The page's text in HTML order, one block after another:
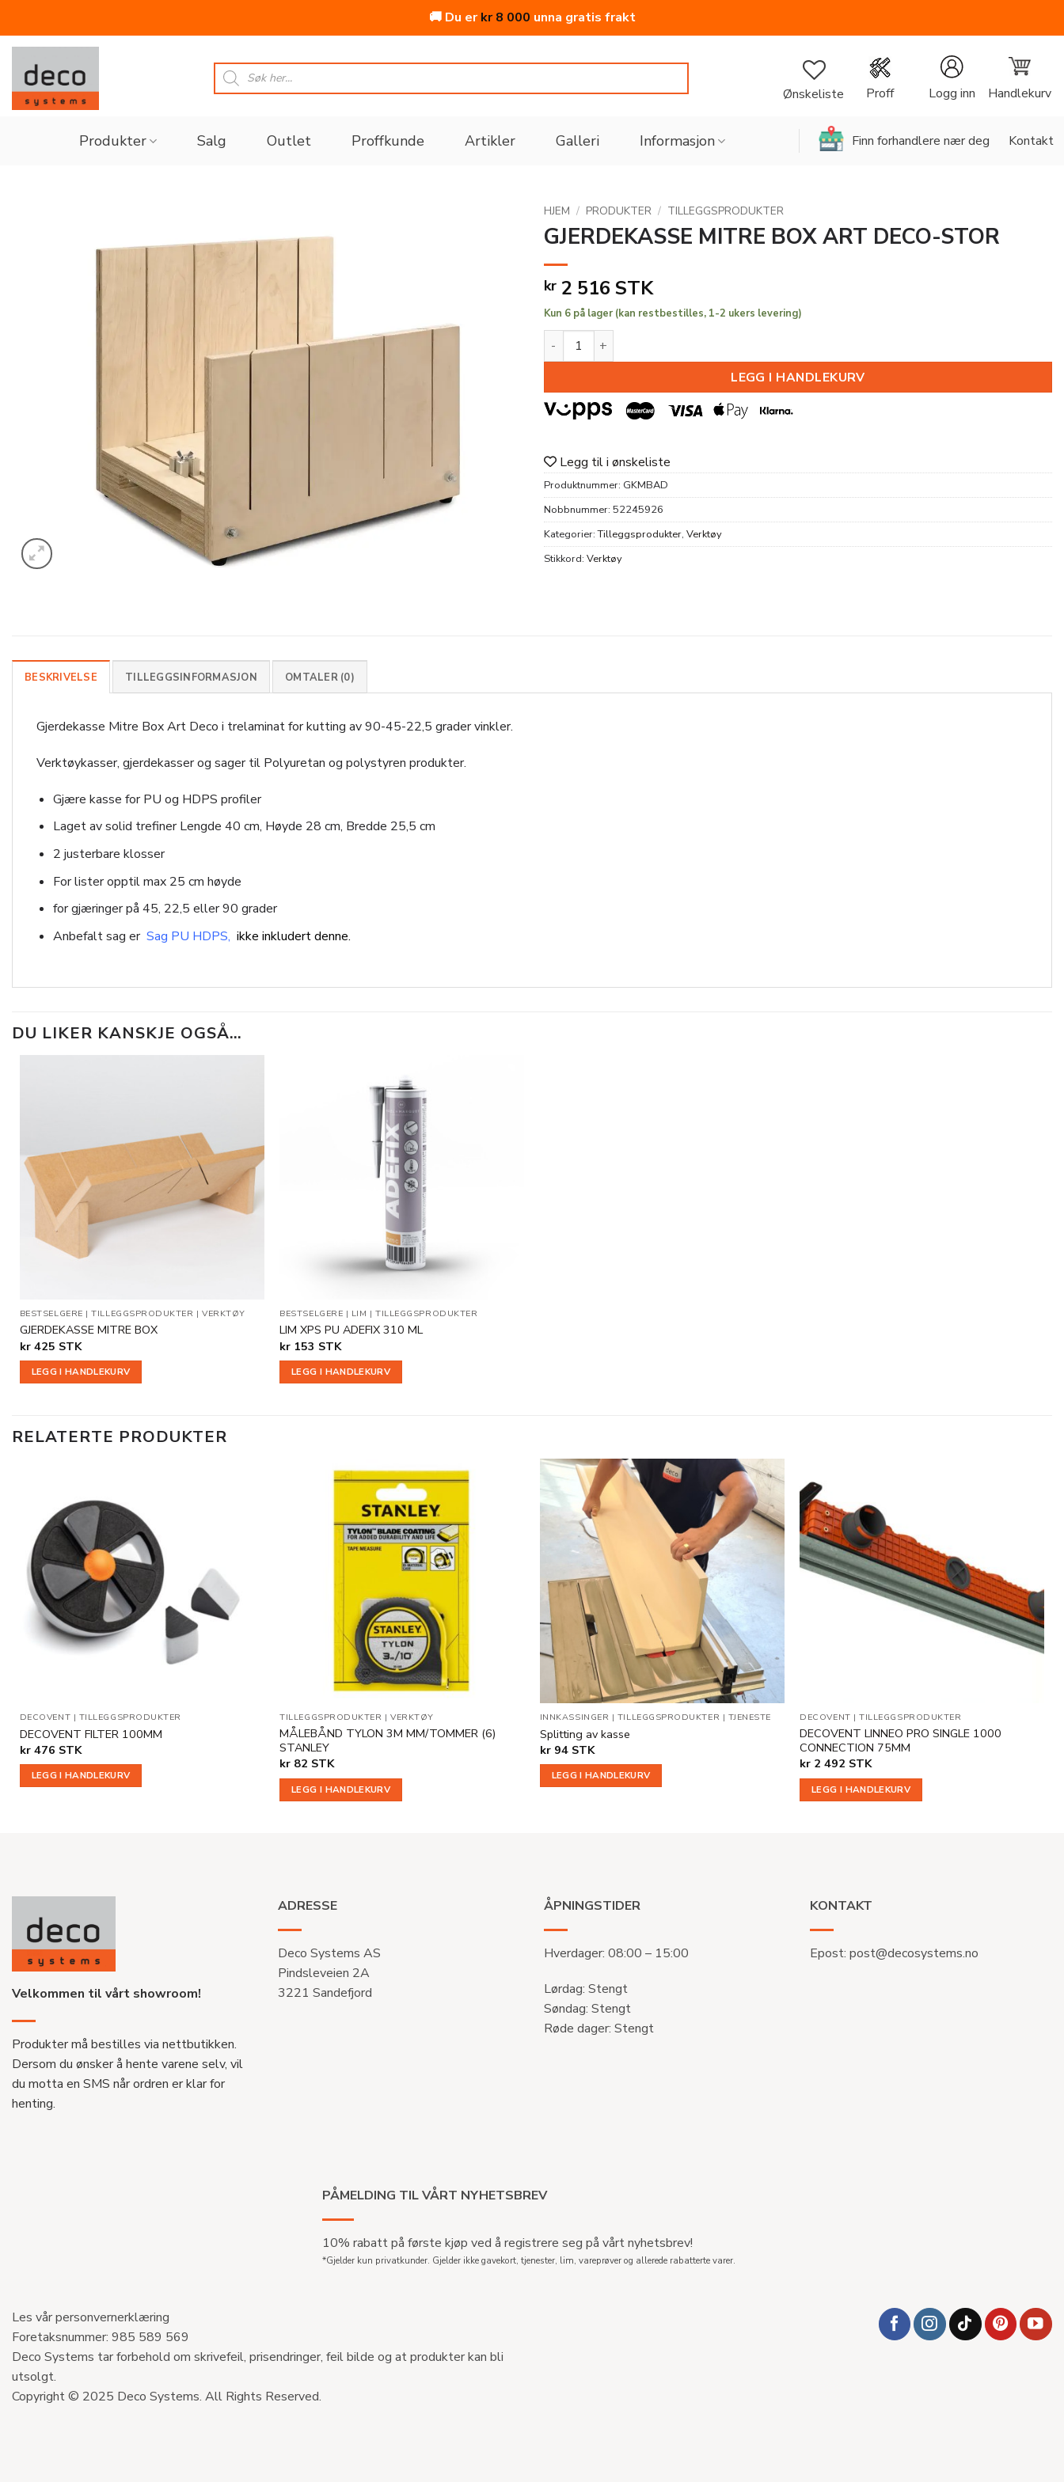
🚚 Du erkr8 000 unna gratis frakt
Skip
content
Products
search
Ønskeliste Proff Logg inn Handlekurv
Produkter Salg Outlet Proffkunde Artikler Galleri Informasjon Finn forhandlere nær deg Kontakt
HJEM / PRODUKTER / TILLEGGSPRODUKTER
GJERDEKASSE MITRE BOX ART DECO-STOR
kr 2 516 STK
Kun 6 på lager (kan restbestilles, 1-2 ukers levering)
GJERDEKASSE MITRE BOX ART DECO-STOR antall
LEGG I HANDLEKURV
Legg til i ønskeliste
Produktnummer: GKMBAD
Nobbnummer: 52245926
Kategorier:Tilleggsprodukter, Verktøy
Stikkord: Verktøy
BESKRIVELSE TILLEGGSINFORMASJON OMTALER (0)
Gjerdekasse Mitre Box Art Deco i trelaminat for kutting av 90-45-22,5 grader vinkler.
Verktøykasser, gjerdekasser og sager til Polyuretan og polystyren produkter.
Gjære kasse for PU og HDPS profiler
Laget av solid trefiner Lengde 40 cm, Høyde 28 cm, Bredde 25,5 cm
2 justerbare klosser
For lister opptil max 25 cm høyde
for gjæringer på 45, 22,5 eller 90 grader
Anbefalt sag er Sag PU HDPS, ikke inkludert denne.
DU LIKER KANSKJE OGSÅ…
BESTSELGERE |TILLEGGSPRODUKTER |VERKTØY
GJERDEKASSE MITRE BOX
kr425 STK
LEGG I HANDLEKURV
BESTSELGERE | LIM |TILLEGGSPRODUKTER
LIM XPS PU ADEFIX 310 ML
kr 153 STK
LEGG I HANDLEKURV
RELATERTE PRODUKTER
DECOVENT | TILLEGGSPRODUKTER
DECOVENT FILTER 100MM
kr476 STK
LEGG I HANDLEKURV
TILLEGGSPRODUKTER |VERKTØY
MÅLEBÅND TYLON 3M MM/TOMMER (6)
STANLEY
kr 82 STK
LEGG I HANDLEKURV
Legg til
i
ønskeliste
INNKASSINGER | TILLEGGSPRODUKTER | TJENESTE
Splitting av kasse
kr94 STK
LEGG I HANDLEKURV
DECOVENT |TILLEGGSPRODUKTER
DECOVENT LINNEO PRO SINGLE 1000
CONNECTION 75MM
kr 2 492 STK
LEGG I HANDLEKURV
Velkommen til vårt showroom!
Produkter må bestilles via nettbutikken.
Dersom du ønsker å hente varene selv, vil
du motta en SMS når ordren er klar for
henting.
ADRESSE
Deco Systems AS
Pindsleveien 2A
3221 Sandefjord
ÅPNINGSTIDER
Hverdager: 08:00 – 15:00
Lørdag: Stengt
Søndag: Stengt
Røde dager: Stengt
KONTAKT
Epost: post@decosystems.no
PÅMELDING TIL VÅRT NYHETSBREV
10% rabatt på første kjøp ved å registrere seg på vårt nyhetsbrev!
*Gjelder kun privatkunder. Gjelder ikke gavekort, tjenester, lim, vareprøver og allerede rabatterte varer.
Les vår personvernerklæring
Foretaksnummer: 985 589 569
Deco Systems tar forbehold om skrivefeil, prisendringer, feil bilde og at produkter kan bli
utsolgt.
Copyright © 2025 Deco Systems. All Rights Reserved.